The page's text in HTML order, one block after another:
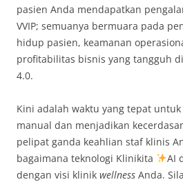
pasien Anda mendapatkan
VVIP; semuanya bermuara pada
hidup pasien, keamanan
profitabilitas bisnis yang tangguh
4.0.
Kini adalah waktu yang tepat
manual dan menjadikan
pelipat ganda keahlian staf klinis
bagaimana teknologi Klinikita
AI
dengan visi klinik wellness Anda.